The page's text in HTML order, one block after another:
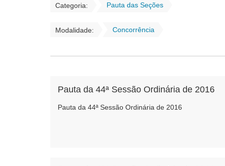
Categoria: Pauta das Seções
Modalidade: Concorrência
Pauta da 44ª Sessão Ordinária de 2016
Pauta da 44ª Sessão Ordinária de 2016